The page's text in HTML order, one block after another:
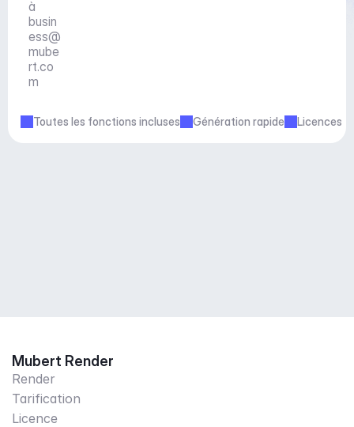
busin
ess@
mube
rt.co
m
Toutes les fonctions incluses Génération rapide Licences
Mubert Render
Render
Tarification
Licence